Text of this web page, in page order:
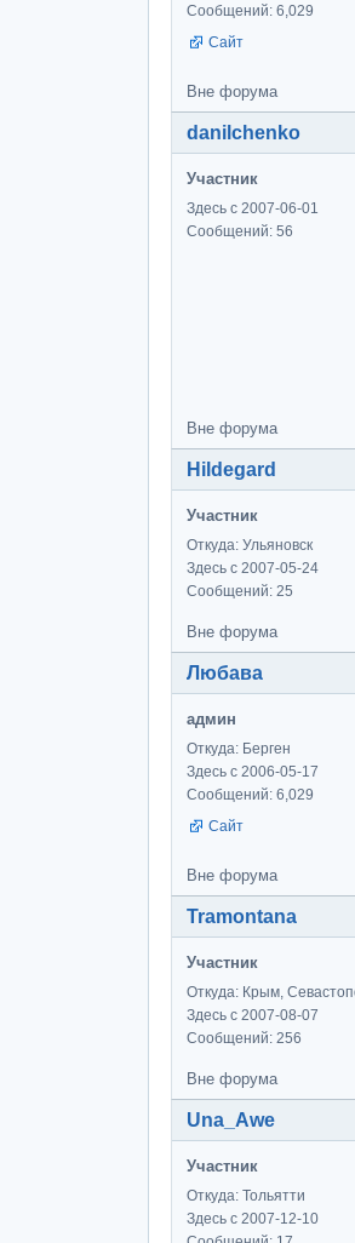
Сообщений: 6,029
Сайт
Вне форума
danilchenko
Участник
Здесь с 2007-06-01
Сообщений: 56
Вне форума
Hildegard
Участник
Откуда: Ульяновск
Здесь с 2007-05-24
Сообщений: 25
Вне форума
Любава
админ
Откуда: Берген
Здесь с 2006-05-17
Сообщений: 6,029
Сайт
Вне форума
Tramontana
Участник
Откуда: Крым,
Здесь с 2007-08-07
Сообщений: 256
Вне форума
Una_Awe
Участник
Откуда: Тольятти
Здесь с 2007-12-10